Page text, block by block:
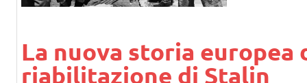
La nuova storia europea
riabilitazione di Stalin